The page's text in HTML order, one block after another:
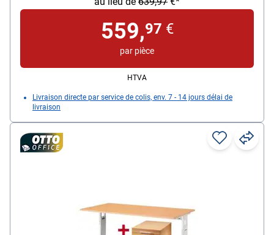
559,97 €
par pièce
HTVA
Livraison directe par service de colis, env. 7 - 14 jours délai de
livraison